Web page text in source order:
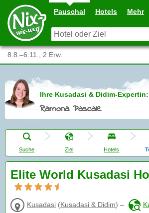
Pauschal Hotels Mehr
8.8.–6.11., 2 Erw.
Ihre Kusadasi & Didim-Expertin:
Ramona Pascale
Suche Ziel Hotels
Elite World Kusadasi
Kusadasi (Kusadasi & Didim) –